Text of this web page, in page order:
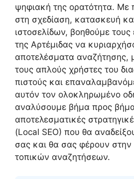
ψηφιακή της ορατότητα. Με
στη σχεδίαση, κατασκευή
ιστοσελίδων, βοηθούμε τους
της Αρτέμιδας να
αποτελέσματα αναζήτησης,
τους απλούς χρήστες του
πιστούς και
αυτόν τον ολοκληρωμένο
αναλύσουμε βήμα προς βήμα
αποτελεσματικές
(Local SEO) που θα
σας και θα σας φέρουν
τοπικών αναζητήσεων.